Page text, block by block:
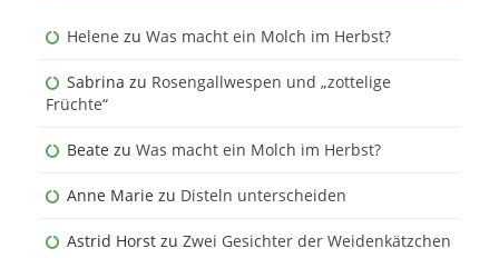
Helene zu Was macht ein Molch im Herbst?
Sabrina zu Rosengallwespen und „zottelige
Früchte“
Beate zu Was macht ein Molch im Herbst?
Anne Marie zu Disteln unterscheiden
Astrid Horst zu Zwei Gesichter der Weidenkätzchen